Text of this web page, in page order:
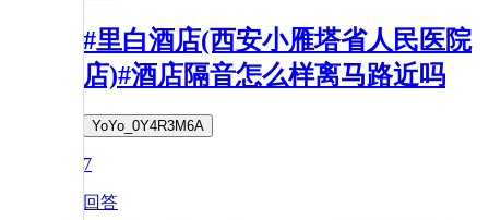
#里白酒店(西安小雁塔省人民医院
店)#酒店隔音怎么样离马路近吗
YoYo_0Y4R3M6A
7
回答